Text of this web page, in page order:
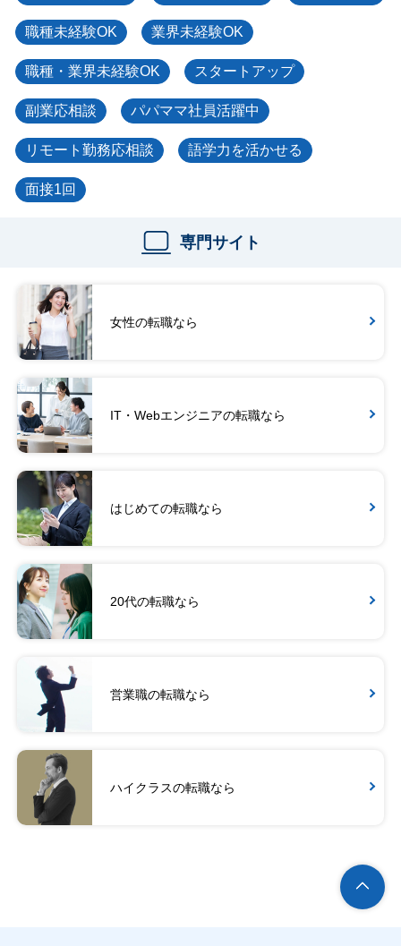
職種未経験OK 業界未経験OK
職種・業界未経験OK スタートアップ
副業応相談 パパママ社員活躍中
リモート勤務応相談 語学力を活かせる
面接1回
専門サイト
女性の転職なら
IT・Webエンジニアの転職なら
はじめての転職なら
20代の転職なら
営業職の転職なら
ハイクラスの転職なら